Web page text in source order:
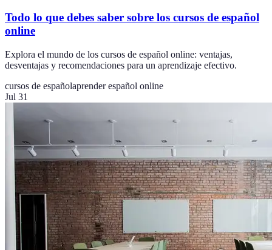
Todo lo que debes saber sobre los cursos de español
online
Explora el mundo de los cursos de español online: ventajas,
desventajas y recomendaciones para un aprendizaje efectivo.
cursos de españolaprender español online
Jul 31